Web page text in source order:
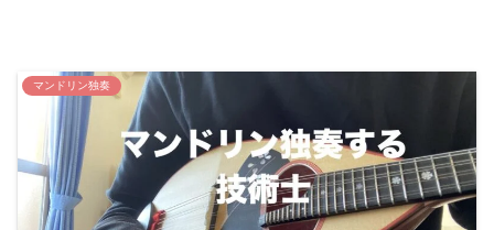
マンドリン独奏